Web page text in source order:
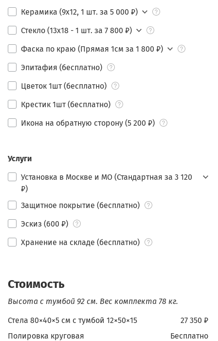
Керамика (9х12, 1 шт. за 5 000 ₽)
Стекло (13х18 - 1 шт. за 7 800 ₽)
Фаска по краю (Прямая 1см за 1 800 ₽)
Эпитафия (бесплатно)
Цветок 1шт (бесплатно)
Крестик 1шт (бесплатно)
Икона на обратную сторону (5 200 ₽)
Услуги
Установка в Москве и МО (Стандартная за 3 120
₽)
Защитное покрытие (бесплатно)
Эскиз (600 ₽)
Хранение на складе (бесплатно)
Стоимость
Высота с тумбой 92 см. Вес комплекта 78 кг.
27 350 ₽
Стела 80×40×5 см c тумбой 12×50×15
бесплатно
Полировка круговая